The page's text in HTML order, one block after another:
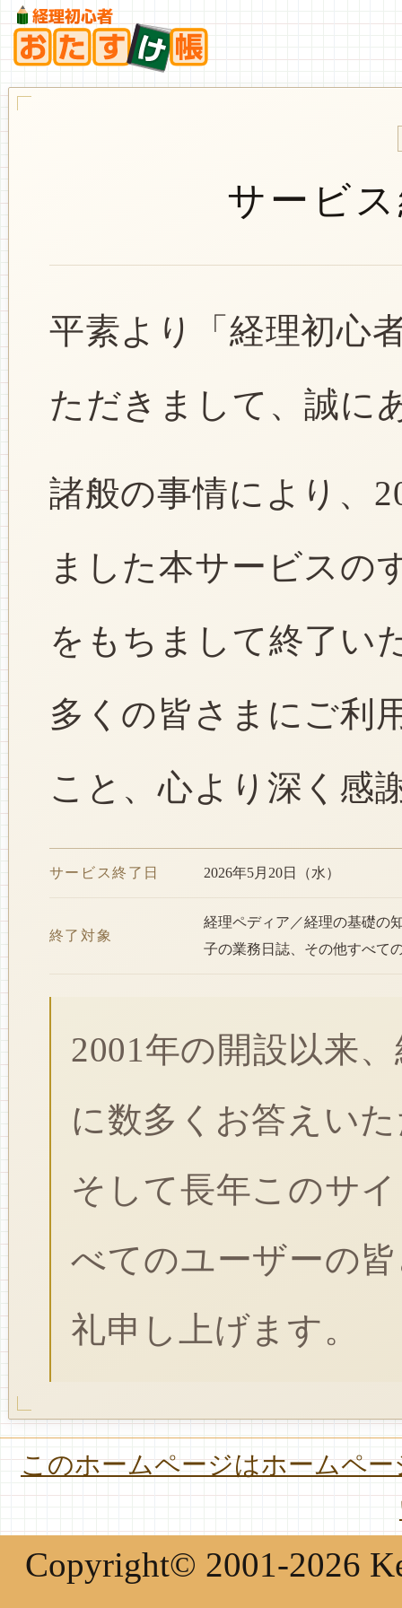
サービ
平素より「経理初心
ただきまして、誠に
諸般の事情により、
ました本サービスの
をもちまして終了い
多くの皆さまにご利
こと、心より深く感
サービス終了日 2026年5月20日（水）
終了対象
経理ペディア／経理の基礎の
子の業務日誌、その他すべて
2001年の開設以来
に数多くお答えい
そして長年このサ
べてのユーザーの
礼申し上げます。
このホームページはホームペ
Copyright© 2001-2026